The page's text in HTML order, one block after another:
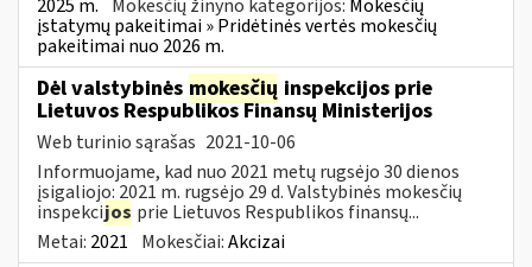
2025 m. Mokesčių žinyno kategorijos: Mokesčių
įstatymų pakeitimai » Pridėtinės vertės mokesčių
pakeitimai nuo 2026 m.
Dėl valstybinės mokesčių inspekcijos prie
Lietuvos Respublikos Finansų Ministerijos
Web turinio sąrašas 2021-10-06
Informuojame, kad nuo 2021 metų rugsėjo 30 dienos
įsigaliojo: 2021 m. rugsėjo 29 d. Valstybinės mokesčių
inspekcijos prie Lietuvos Respublikos finansų...
Metai: 2021 Mokesčiai:Akcizai